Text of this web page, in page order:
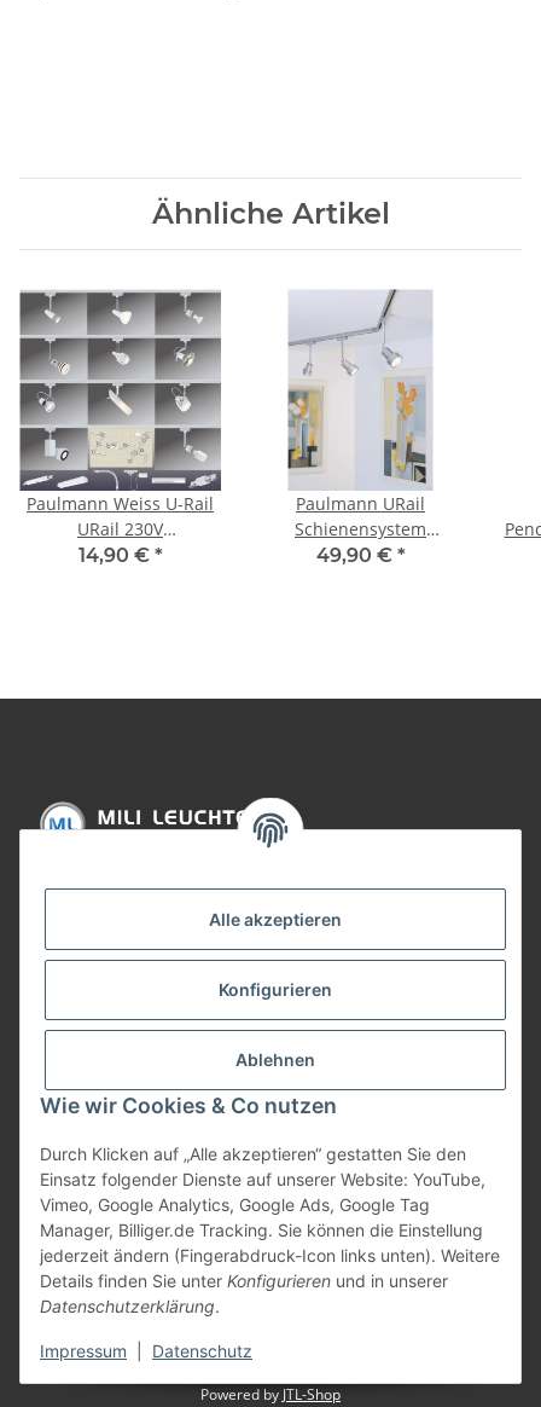
Alle akzeptieren
Konfigurieren
Ablehnen
Wie wir Cookies & Co nutzen
Durch Klicken auf „Alle akzeptieren“ gestatten Sie den
Einsatz folgender Dienste auf unserer Website: YouTube,
Vimeo, Google Analytics, Google Ads, Google Tag
Manager, Billiger.de Tracking. Sie können die Einstellung
jederzeit ändern (Fingerabdruck-Icon links unten). Weitere
Details finden Sie unter Konfigurieren und in unserer
Datenschutzerklärung.
Impressum Datenschutz
Ähnliche Artikel
Paulmann Weiss U-Rail
URail 230V
Schienensystem
14,90 € *
Paulmann URail
Schienensystem
Light&Easy Spot
49,90 € *
Gesetzliche Informationen
Bezahlung
Vertrag widerrufen
Powered by JTL-Shop